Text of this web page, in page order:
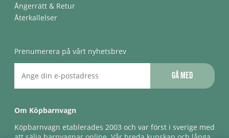
Ångerrätt & Retur
Återkallelser
Prenumerera på vårt nyhetsbrev
Gå med
Om Köpbarnvagn
Köpbarnvagn etablerades 2003 och var först i sverige med